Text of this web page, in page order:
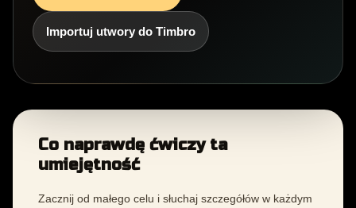
Importuj utwory do Timbro
Co naprawdę ćwiczy ta
umiejętność
Zacznij od małego celu i słuchaj szczegółów w każdym